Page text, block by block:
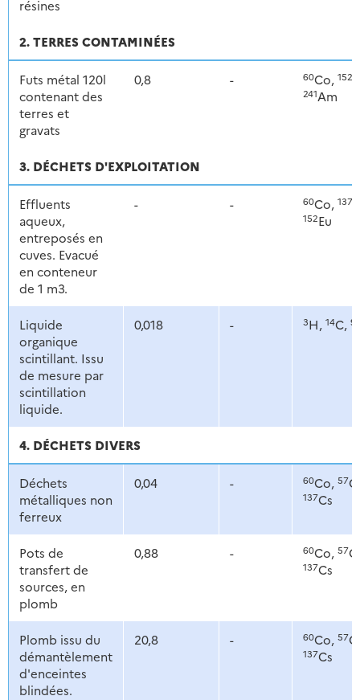
résines
2. TERRES CONTAMINÉES
Futs métal 120l
contenant des
terres et
gravats
0,8 - 60Co, 152
241Am
3. DÉCHETS D'EXPLOITATION
Effluents
aqueux,
entreposés en
cuves. Evacué
en conteneur
de 1 m3.
- - 60Co, 137
152Eu
Liquide
organique
scintillant. Issu
de mesure par
scintillation
liquide.
0,018 - 3H, 14C,
4. DÉCHETS DIVERS
Déchets
métalliques non
ferreux
0,04 - 60Co, 57
137Cs
Pots de
transfert de
sources, en
plomb
0,88 - 60Co, 57
137Cs
Plomb issu du
démantèlement
d'enceintes
blindées.
20,8 - 60Co, 57
137Cs